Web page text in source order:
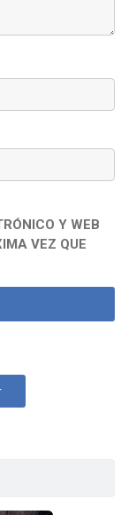
Y WEB
VEZ QUE